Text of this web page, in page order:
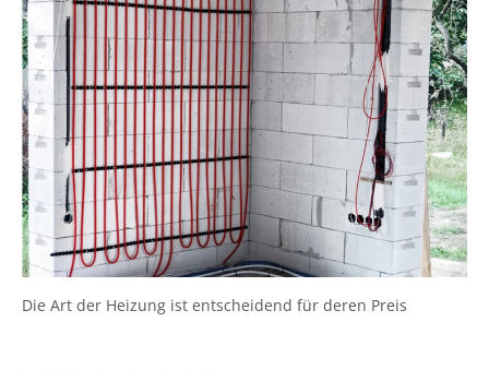
Die Art der Heizung ist entscheidend für deren Preis